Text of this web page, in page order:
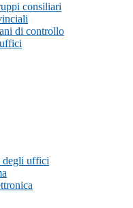
consiliari
di controllo
degli uffici